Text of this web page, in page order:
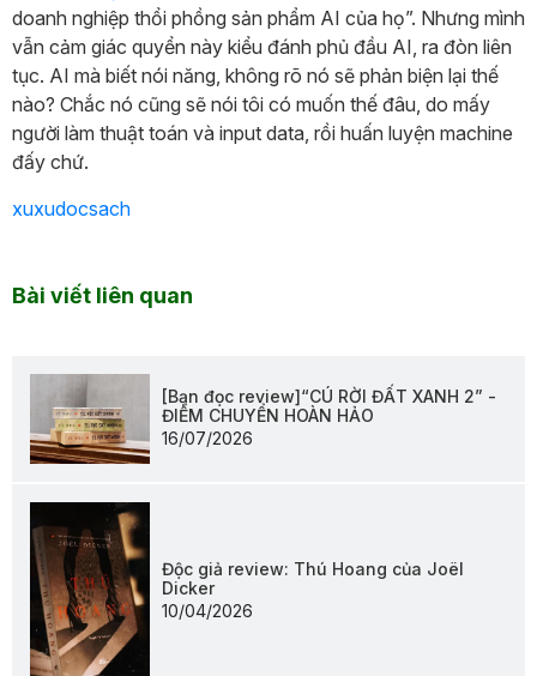
doanh nghiệp thổi phồng sản phẩm AI của họ”. Nhưng mình
vẫn cảm giác quyển này kiểu đánh phủ đầu AI, ra đòn liên
tục. AI mà biết nói năng, không rõ nó sẽ phản biện lại thế
nào? Chắc nó cũng sẽ nói tôi có muốn thế đâu, do mấy
người làm thuật toán và input data, rồi huấn luyện machine
đấy chứ.
xuxudocsach
Bài viết liên quan
[Bạn đọc review]“CÚ RỜI ĐẤT XANH 2” -
ĐIỂM CHUYỂN HOÀN HẢO
16/07/2026
Độc giả review: Thú Hoang của Joël
Dicker
10/04/2026